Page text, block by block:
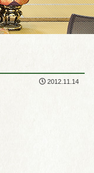
2012.11.14